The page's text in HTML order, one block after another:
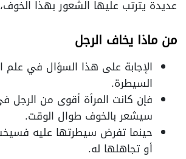
عديدة يترتب عليها الشعور بهذا
من ماذا يخاف الرجل
الإجابة على هذا السؤال في
السيطرة.
فإن كانت المرأة أقوى من الرجل
سيشعر بالخوف طوال الوقت.
حينما تفرض سيطرتها عليه
أو تجاهلها له.